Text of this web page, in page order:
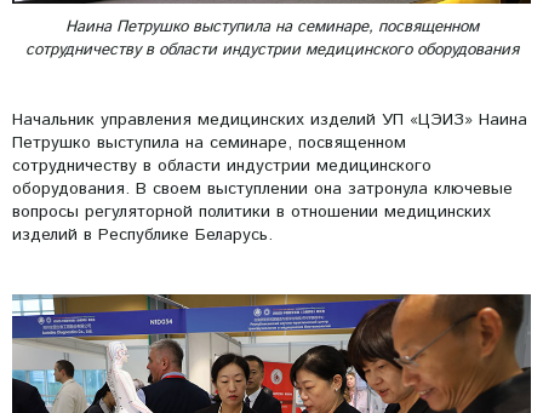
Наина Петрушко выступила на семинаре, посвященном
сотрудничеству в области индустрии медицинского оборудования
Начальник управления медицинских изделий УП «ЦЭИЗ» Наина
Петрушко выступила на семинаре, посвященном
сотрудничеству в области индустрии медицинского
оборудования. В своем выступлении она затронула ключевые
вопросы регуляторной политики в отношении медицинских
изделий в Республике Беларусь.